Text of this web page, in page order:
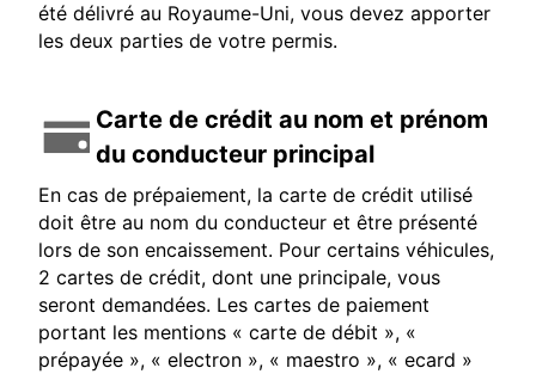
été délivré au Royaume-Uni, vous devez apporter
les deux parties de votre permis.
Carte de crédit au nom et prénom
du conducteur principal
En cas de prépaiement, la carte de crédit utilisé
doit être au nom du conducteur et être présenté
lors de son encaissement. Pour certains véhicules,
2 cartes de crédit, dont une principale, vous
seront demandées. Les cartes de paiement
portant les mentions « carte de débit », «
prépayée », « electron », « maestro », « ecard »